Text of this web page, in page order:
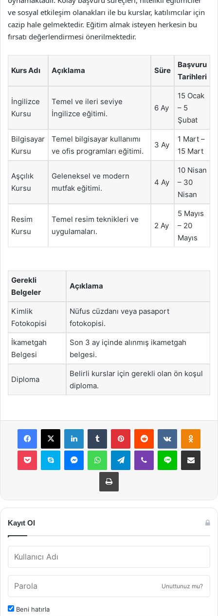
ve sosyal etkileşim olanakları ile bu kurslar, katılımcılar için
cazip hale gelmektedir. Eğitim almak isteyen herkesin bu
fırsatı değerlendirmesi önerilmektedir.
Kurs Adı Açıklama Süre
Başvuru
Tarihleri
İngilizce
Kursu
Temel ve ileri seviye
İngilizce eğitimi.
6 Ay
15 Ocak
– 5
Şubat
Bilgisayar
Kursu
Temel bilgisayar kullanımı
ve ofis programları eğitimi.
3 Ay
1 Mart –
15 Mart
Aşçılık
Kursu
Geleneksel ve modern
mutfak eğitimi.
4 Ay
10 Nisan
– 30
Nisan
Resim
Kursu
Temel resim teknikleri ve
uygulamaları.
2 Ay
5 Mayıs
– 20
Mayıs
Gerekli
Belgeler
Açıklama
Kimlik
Fotokopisi
Nüfus cüzdanı veya pasaport
fotokopisi.
İkametgah
Belgesi
Son 3 ay içinde alınmış ikametgah
belgesi.
Diploma
Belirli kurslar için gerekli olan ön koşul
diploma.
Facebook
X LinkedInTumblr PinterestReddit VKontakte
Pocket Skype MessengerWhatsAppTelegramViber Line E-Posta ile
Yazdır
Kayıt Ol
Unuttunuz mu?
Beni hatırla